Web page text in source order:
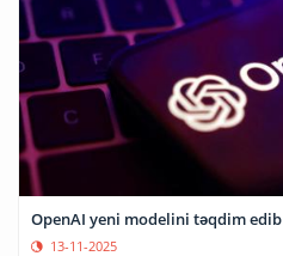
OpenAI yeni modelini təqdim edib
13-11-2025